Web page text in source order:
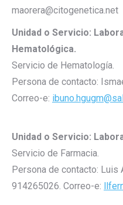
maorera@citogenetica.net
Unidad o Servicio:
Hematológica.
Servicio de Hematología.
Persona de contacto:
Correo-e:
Unidad o Servicio:
Servicio de Farmacia.
Persona de contacto: Luis
914265026. Correo-e: